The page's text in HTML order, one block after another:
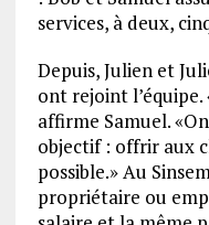
services, à deux,
Depuis, Julien et
ont rejoint
affirme Samuel.
objectif : offrir aux
possible.» Au
propriétaire ou